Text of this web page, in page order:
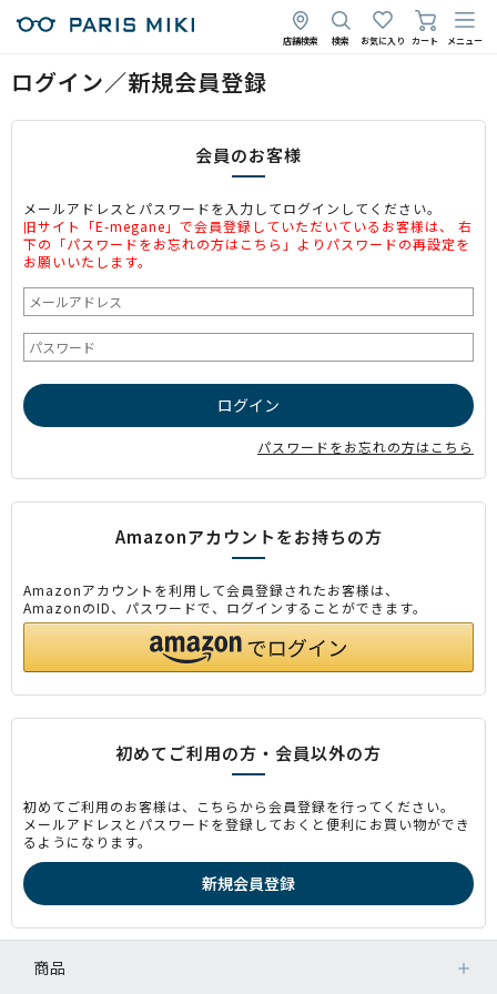
店舗検索 検索 お気に入り カート メニュー
ログイン／新規会員登録
会員のお客様
メールアドレスとパスワードを入力してログインしてください。
旧サイト「E-megane」で会員登録していただいているお客様は、 右
下の「パスワードをお忘れの方はこちら」よりパスワードの再設定を
お願いいたします。
パスワードをお忘れの方はこちら
Amazonアカウントをお持ちの方
Amazonアカウントを利用して会員登録されたお客様は、
AmazonのID、パスワードで、ログインすることができます。
初めてご利用の方・会員以外の方
初めてご利用のお客様は、こちらから会員登録を行ってください。
メールアドレスとパスワードを登録しておくと便利にお買い物ができ
るようになります。
商品